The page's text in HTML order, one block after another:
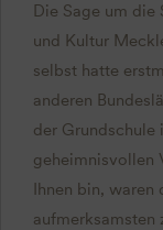
Die Sage um
und Kultur
selbst hatte
anderen
der
geheimnisvollen
Ihnen bin, waren
aufmerksamsten